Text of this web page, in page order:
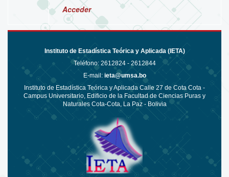
Acceder
Instituto de Estadística Teórica y Aplicada (IETA)
Teléfono: 2612824 - 2612844
E-mail: ieta@umsa.bo
Instituto de Estadística Teórica y Aplicada Calle 27 de Cota Cota -
Campus Universitario, Edificio de la Facultad de Ciencias Puras y
Naturales Cota-Cota, La Paz - Bolivia